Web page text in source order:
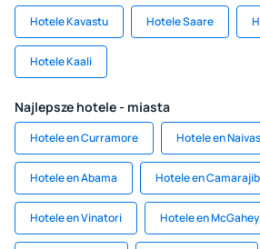
Hotele Kavastu Hotele Saare
Hotele Kaali
Najlepsze hotele - miasta
Hotele en Curramore Hotele en
Hotele en Abama Hotele en
Hotele en Vinatori Hotele en